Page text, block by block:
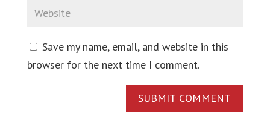
Save my name, email, and website in this
browser for the next time I comment.